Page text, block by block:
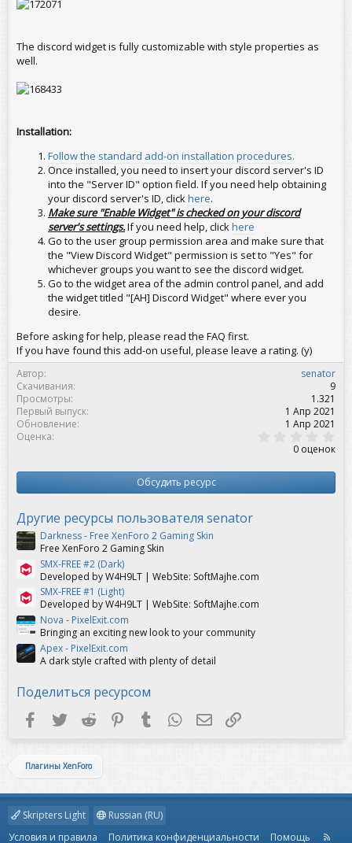
The discord widget is fully customizable with style properties as
well.
Installation:
Follow the standard add-on installation procedures.
Once installed, you need to insert your discord server's ID
into the "Server ID" option field. If you need help obtaining
your discord server's ID, clickhere.
Make sure "Enable Widget" is checked on your discord
server's settings.If you need help, clickhere
Go to the user group permission area and make sure that
the "View Discord Widget" permission is set to "Yes" for
whichever groups you want to see the discord widget.
Go to the widget area of the admin control panel, and add
the widget titled "[AH] Discord Widget" where ever you
desire.
Before asking for help, please read the FAQ first.
If you have found this add-on useful, please leave a rating. (y)
Автор
senator
Скачивания
9
Просмотры
1.321
Первый выпуск
1 Апр 2021
Обновление
1 Апр 2021
Оценка
,
0
в
0 оценок
Обсудить ресурс
Другие ресурсы пользователя senator
Darkness - Free XenForo 2 Gaming Skin
Free XenForo 2 Gaming Skin
SMX-FREE #2 (Dark)
Developed by W4H9LT | WebSite: SoftMajhe.com
SMX-FREE #1 (Light)
Developed by W4H9LT | WebSite: SoftMajhe.com
Nova - PixelExit.com
Bringing an exciting new look to your community
Apex - PixelExit.com
A dark style crafted with plenty of detail
Поделиться ресурсом
FacebookTwitter Reddit PinterestTumblr WhatsAppЭлектронная почта
Плагины XenForo
Skripters Light
Russian (RU)
Условия и правила
Политика конфиденциальности Помощь
R